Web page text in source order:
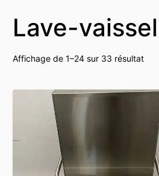
Lave-
Affichage de 1–24 sur 33 résultat